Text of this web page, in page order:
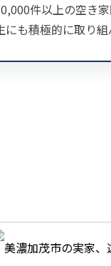
件以上の空き
にも積極的に取り組